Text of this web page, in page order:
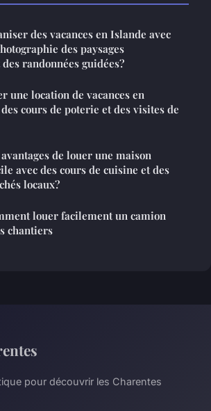
des vacances en Islande avec
des paysages
randonnées guidées?
une location de vacances en
cours de poterie et des visites de
de louer une maison
avec des cours de cuisine et des
locaux?
louer facilement un camion
chantiers
pour découvrir les Charentes